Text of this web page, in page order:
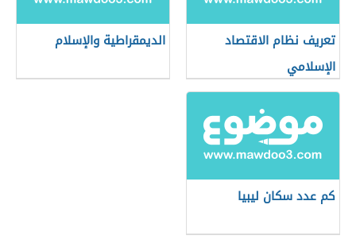
تعريف نظام الاقتصاد
الإسلامي
الديمقراطية والإسلام
كم عدد سكان ليبيا